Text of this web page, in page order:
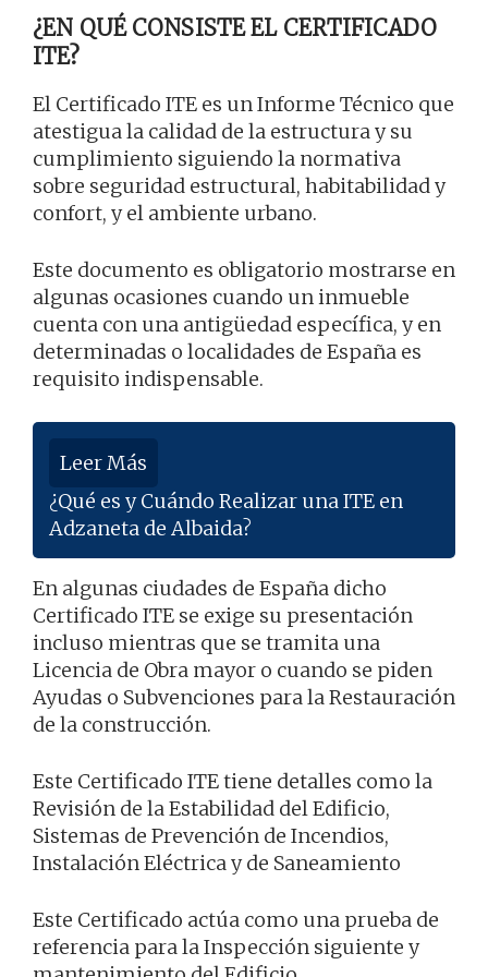
¿EN QUÉ CONSISTE EL CERTIFICADO
ITE?
El Certificado ITE es un Informe Técnico que
atestigua la calidad de la estructura y su
cumplimiento siguiendo la normativa
sobre seguridad estructural, habitabilidad y
confort, y el ambiente urbano.
Este documento es obligatorio mostrarse en
algunas ocasiones cuando un inmueble
cuenta con una antigüedad específica, y en
determinadas o localidades de España es
requisito indispensable.
Leer Más
¿Qué es y Cuándo Realizar una ITE en
Adzaneta de Albaida?
En algunas ciudades de España dicho
Certificado ITE se exige su presentación
incluso mientras que se tramita una
Licencia de Obra mayor o cuando se piden
Ayudas o Subvenciones para la Restauración
de la construcción.
Este Certificado ITE tiene detalles como la
Revisión de la Estabilidad del Edificio,
Sistemas de Prevención de Incendios,
Instalación Eléctrica y de Saneamiento
Este Certificado actúa como una prueba de
referencia para la Inspección siguiente y